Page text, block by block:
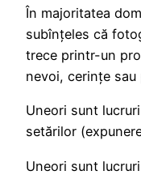
În majoritatea
subînțeles că
trece printr-un
nevoi, cerințe sau
Uneori sunt
setărilor
Uneori sunt